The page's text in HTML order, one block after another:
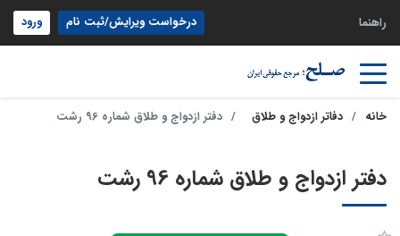
راهنما درخواست ویرایش/ثبت نام ورود
خانه دفاتر ازدواج و طلاق دفتر ازدواج و طلاق شماره 96 رشت
دفتر ازدواج و طلاق شماره 96 رشت